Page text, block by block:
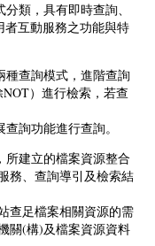
類，具有即時查詢、
者互動服務之功能與特
種查詢模式，進階查詢
）進行檢索，若查
詢功能進行查詢。
所建立的檔案資源整合
務、查詢導引及檢索結
查足檔案相關資源的需
關(構)及檔案資源資料